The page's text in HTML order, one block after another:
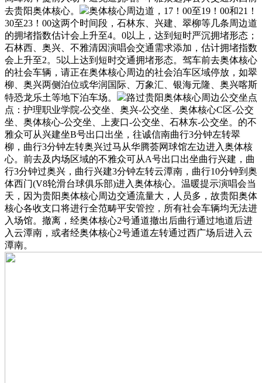
去贵阳奥体核心。
奥体核心周边道，17！00至19！00和21！
30至23！00这两个时间段，石林东、兴建、翠柳等几条周边道
的拥堵指数估计会上升至4。0以上，达到短时严沉拥堵形态；
石林西、奥兴、不雅清因演唱会交通需求添加，估计拥堵指数
会上升至2。5以上达到短时交通拥堵形态。驾车前去奥体核心
的社会车辆，请正在奥体核心周边的社会泊车区域停放，如翠
柳、奥兴两侧泊位或华润国际、万象汇、银海元隆、奥兴喀斯
特恐龙乐土等地下泊车场。
路过贵阳奥体核心周边公交坐点
点：护理职业学院-公交坐、奥兴-公交坐、奥体核心C区-公交
坐、奥体核心-公交坐、上麦口-公交坐、石林东-公交坐。的不
雅众可从兴建坐B号出口出坐，往诚信南曲行3分钟左转翠
柳，曲行3分钟左转奥兴过马从华腾荟网球馆左边进入奥体核
心。前去及内场区域的不雅众可从A号出口出坐曲行兴建，曲
行3分钟过奥兴，曲行兴建3分钟左转云潭南，曲行10分钟到奥
体西门(V8轮滑台球俱乐部)进入奥体核心。温暖提示演唱会当
天，因为贵阳奥体核心周边交通流量大，人员多，故贵阳奥体
核心各收支口将进行全范畴平安管控，所有社会车辆均无法进
入场馆。撤离，经奥体核心2号通道撤出后曲行通过地道后进
入云潭南，或者经奥体核心2号通道左转通过西广场后进入云
潭南。